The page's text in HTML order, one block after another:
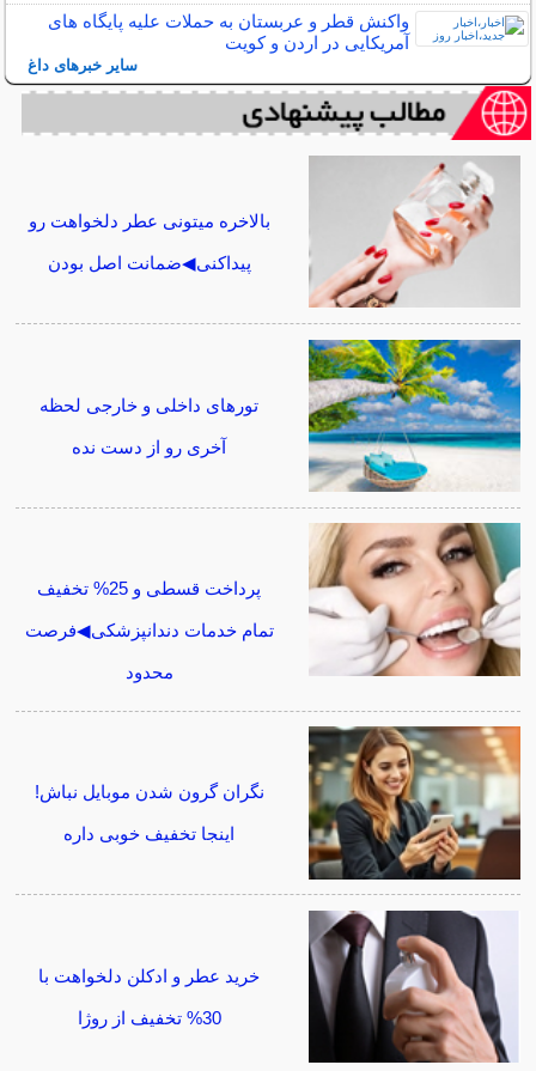
واکنش قطر و عربستان به حملات علیه پایگاه های
آمریکایی در اردن و کویت
سایر خبرهای داغ
بالاخره میتونی عطر دلخواهت رو
پیداکنی◀ضمانت اصل بودن
تورهای داخلی و خارجی لحظه
آخری رو از دست نده
پرداخت قسطی و 25% تخفیف
تمام خدمات دندانپزشکی◀فرصت
محدود
نگران گرون شدن موبایل نباش!
اینجا تخفیف خوبی داره
خرید عطر و ادکلن دلخواهت با
30% تخفیف از روژا